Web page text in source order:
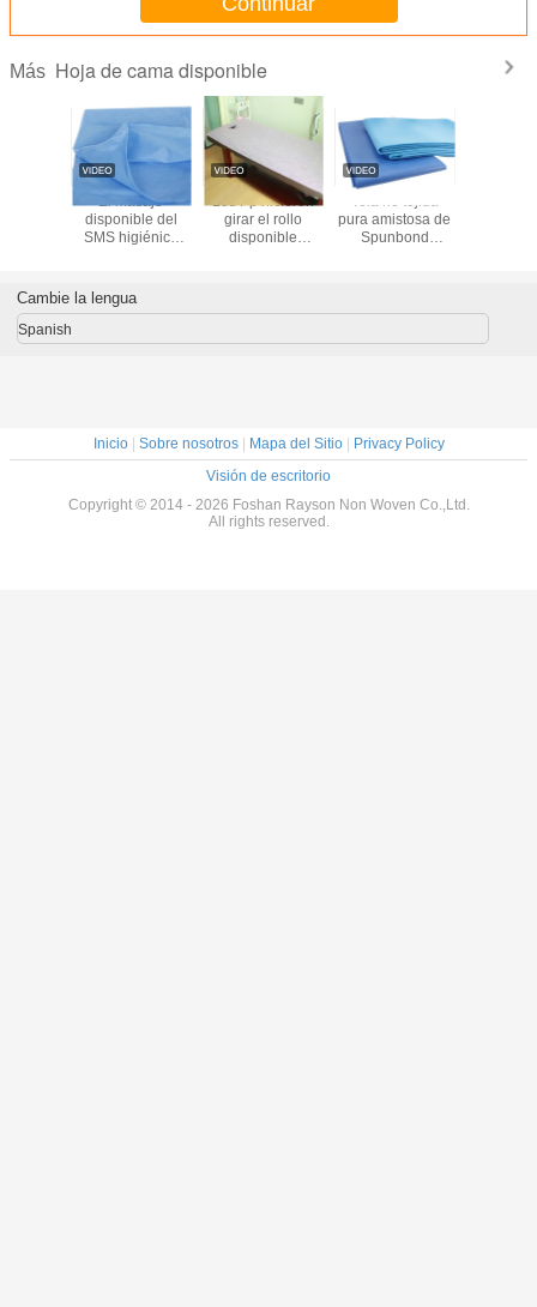
Más Hoja de cama disponible
de
El masaje
disponible del
SMS higiénico
profesional
Los Pp hicieron
girar el rollo
disponible
conjunto cruzado
Tela no tejida
pura amistosa de
Spunbond
hospital
Cambie la lengua
Spanish
Inicio| Sobre nosotros| Mapa del Sitio| Privacy Policy
Visión de escritorio
Copyright © 2014 - 2026 Foshan Rayson Non Woven Co.,Ltd.
All rights reserved.